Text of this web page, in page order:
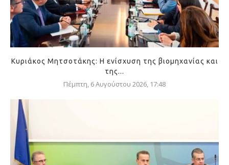
Κυριάκος Μητσοτάκης: Η ενίσχυση της βιομηχανίας και
της...
Πέμπτη, 6 Αυγούστου 2026, 17:48